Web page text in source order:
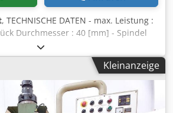
, TECHNISCHE DATEN - max. Leistung :
Durchmesser : 40 [mm] - Spindel
- Spindel Länge : 120 [mm] - max.
: 250 [mm] - Baugröße : 2400 x
: 7100 [kg] ZUBEHÖR -
Basis) - Gegenspitze Gerät -
Dwodpfx Asuhb Uhekvsa - 2
Durchmesser : 260 [mm]
Kleinanzeige